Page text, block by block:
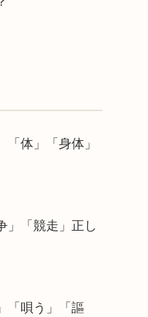
体」「身体」
「競走」正し
唄う」「謳